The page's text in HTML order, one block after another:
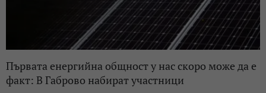
Първата енергийна общност у нас скоро може да е
факт: В Габрово набират участници